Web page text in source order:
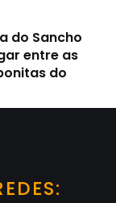
do Sancho
entre as
do